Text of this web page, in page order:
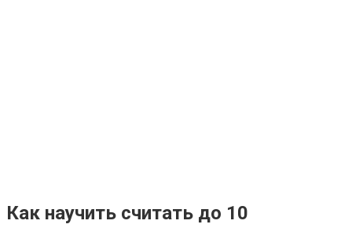
Как научить считать до 10